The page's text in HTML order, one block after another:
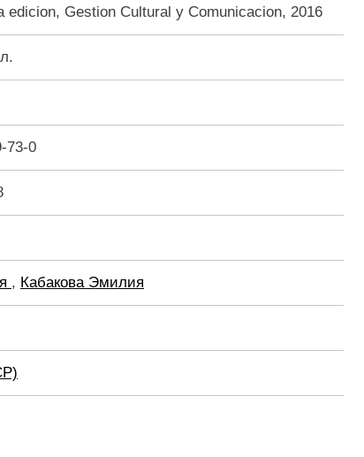
edicion, Gestion Cultural y Comunicacion, 2016
73-0
, Кабакова Эмилия